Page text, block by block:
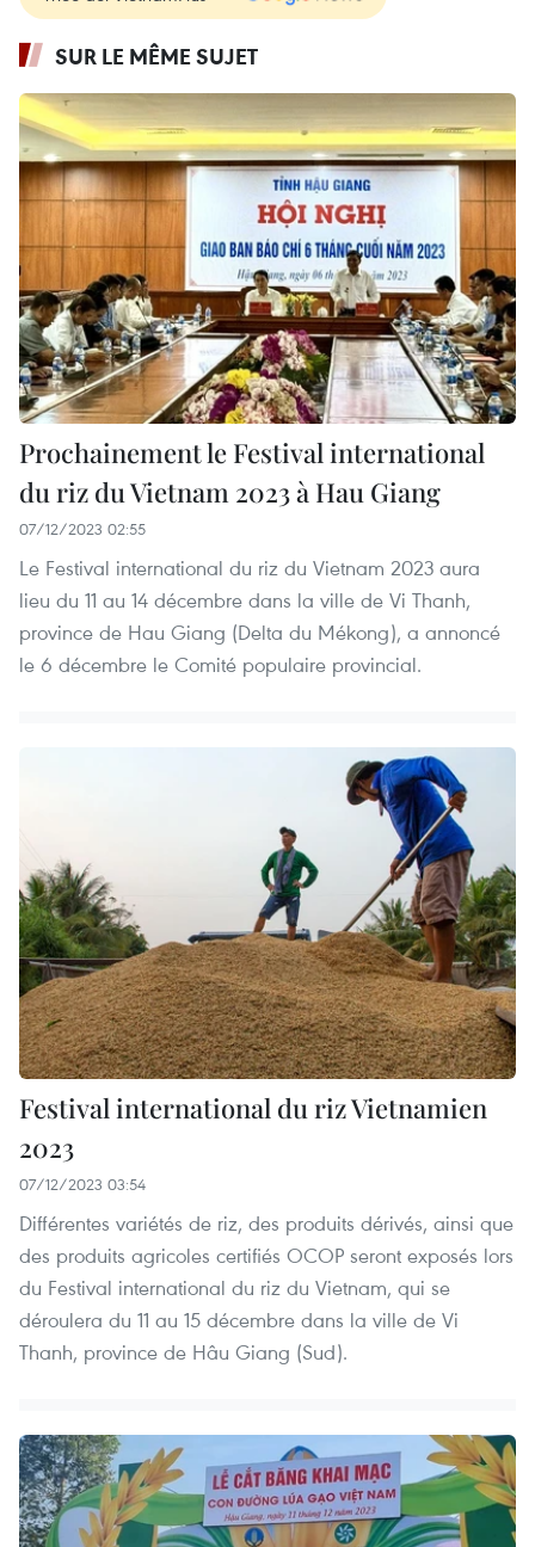
SUR LE MÊME SUJET
Prochainement le Festival international
du riz du Vietnam 2023 à Hau Giang
07/12/2023 02:55
Le Festival international du riz du Vietnam 2023 aura
lieu du 11 au 14 décembre dans la ville de Vi Thanh,
province de Hau Giang (Delta du Mékong), a annoncé
le 6 décembre le Comité populaire provincial.
Festival international du riz Vietnamien
2023
07/12/2023 03:54
Différentes variétés de riz, des produits dérivés, ainsi que
des produits agricoles certifiés OCOP seront exposés lors
du Festival international du riz du Vietnam, qui se
déroulera du 11 au 15 décembre dans la ville de Vi
Thanh, province de Hâu Giang (Sud).